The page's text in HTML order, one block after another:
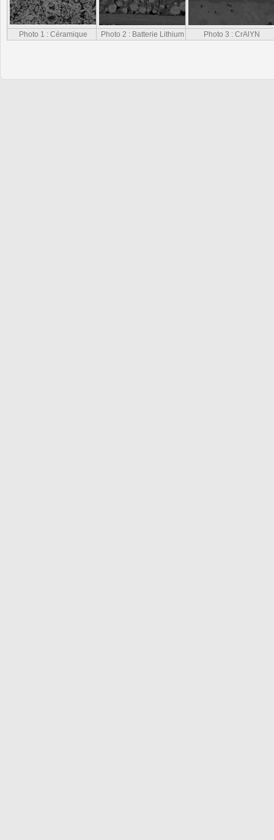
Photo 1 : Céramique Photo 2 : Batterie Lithium Photo 3 : CrAlYN